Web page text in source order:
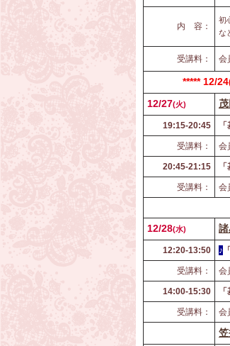
内 容：
初
な
受講料： 会
***** 12/
12/27(火)
19:15-20:45
受講料： 会
20:45-21:15
受講料： 会
12/28(水)
12:20-13:50 ♪
受講料： 会
14:00-15:30
受講料： 会